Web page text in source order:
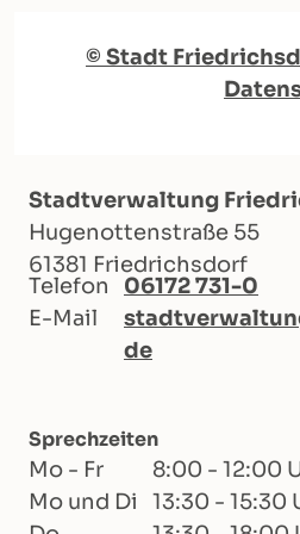
© Stadt
Stadtverwaltung
Hugenottenstraße 55
61381 Friedrichsdorf
Telefon
06172 731-0
E-Mail
de
Sprechzeiten
Mo - Fr
8:00 - 12:00
Mo und Di
13:30 - 15:30